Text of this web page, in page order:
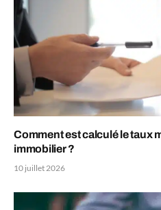
Comment est calculé le taux
immobilier ?
10 juillet 2026